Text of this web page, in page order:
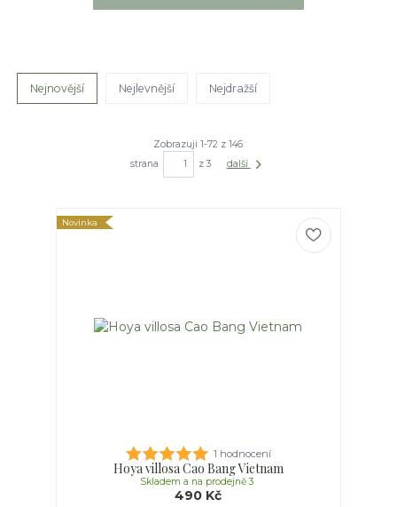
Nejnovější Nejlevnější Nejdražší
Zobrazuji 1-72 z 146
strana
z 3 další
Novinka
1 hodnocení
Hoya villosa Cao Bang Vietnam
490 Kč
Skladem a na prodejně 3